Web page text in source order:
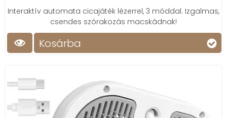
Interaktív automata cicajáték lézerrel, 3 móddal. Izgalmas,
csendes szórakozás macskádnak!
Kosárba